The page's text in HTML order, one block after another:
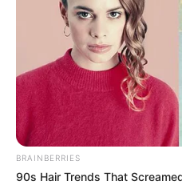
Mercado
volta a
GASTRONOMIA
Show
BRAINBERRIES
90s Hair Trends That